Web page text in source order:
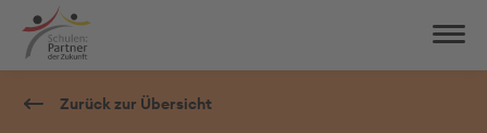
Zurück zur Übersicht